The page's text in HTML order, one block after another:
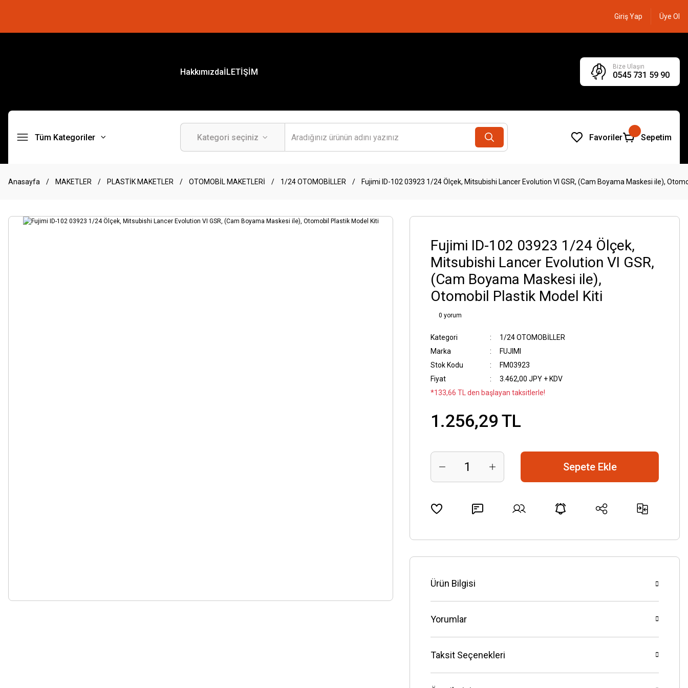
Giriş Yap Üye Ol
HakkımızdaİLETİŞİM
Bize Ulaşın
0545 731 59 90
Tüm Kategoriler Favoriler Sepetim
Anasayfa MAKETLER PLASTİK MAKETLER OTOMOBİL MAKETLERİ 1/24 OTOMOBİLLER Fujimi ID-102 03923 1/24 Ölçek, Mitsubishi Lancer Evolution VI GSR, (Cam Boyama Maskesi ile),
Fujimi ID-102 03923 1/24 Ölçek,
Mitsubishi Lancer Evolution VI GSR,
(Cam Boyama Maskesi ile),
Otomobil Plastik Model Kiti
0 yorum
Kategori
1/24 OTOMOBİLLER
Marka
FUJIMI
Stok Kodu
FM03923
Fiyat
3.462,00 JPY + KDV
*133,66 TL den başlayan taksitlerle!
1.256,29 TL
Sepete Ekle
Ürün Bilgisi
Yorumlar
Taksit Seçenekleri